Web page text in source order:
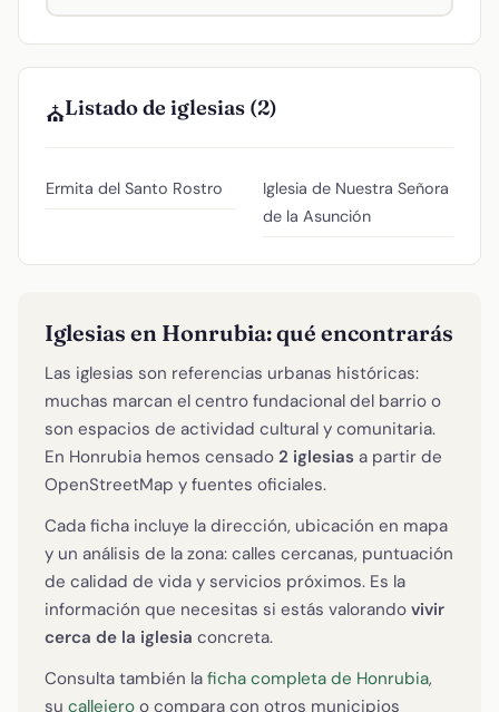
⛪Listado de iglesias (2)
Ermita del Santo Rostro
Iglesia de Nuestra Señora
de la Asunción
Iglesias en Honrubia: qué encontrarás
Las iglesias son referencias urbanas históricas:
muchas marcan el centro fundacional del barrio o
son espacios de actividad cultural y comunitaria.
En Honrubia hemos censado 2 iglesias a partir de
OpenStreetMap y fuentes oficiales.
Cada ficha incluye la dirección, ubicación en mapa
y un análisis de la zona: calles cercanas, puntuación
de calidad de vida y servicios próximos. Es la
información que necesitas si estás valorando vivir
cerca de la iglesia concreta.
Consulta también la ficha completa de Honrubia,
su callejero o compara con otros municipios